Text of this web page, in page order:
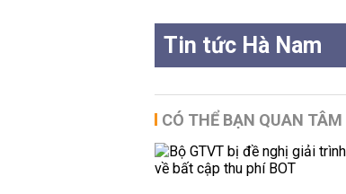
Tin tức Hà Nam
CÓ THỂ BẠN QUAN TÂM